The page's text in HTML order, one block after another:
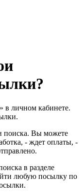
в личном кабинете.
поиска. Вы можете
- ждет оплаты, -
в разделе
любую посылку по